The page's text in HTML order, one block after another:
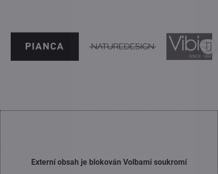
Externí obsah je blokován Volbami soukromí